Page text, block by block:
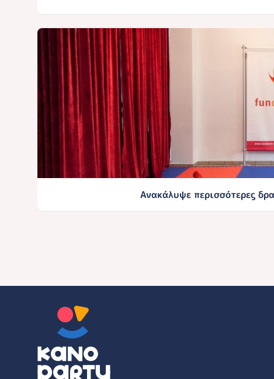
Ανακάλυψε περισσότερες